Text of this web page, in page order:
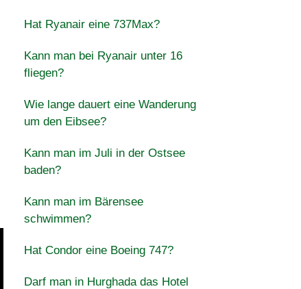
Hat Ryanair eine 737Max?
Kann man bei Ryanair unter 16
fliegen?
Wie lange dauert eine Wanderung
um den Eibsee?
Kann man im Juli in der Ostsee
baden?
Kann man im Bärensee
schwimmen?
Hat Condor eine Boeing 747?
Darf man in Hurghada das Hotel